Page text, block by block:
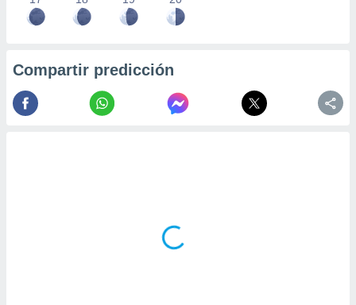
Compartir predicción